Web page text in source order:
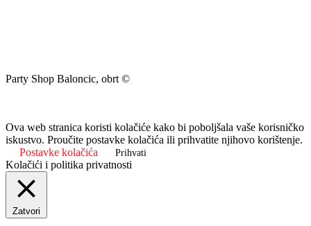
Party Shop Baloncic, obrt ©
Ova web stranica koristi kolačiće kako bi poboljšala vaše korisničko
iskustvo. Proučite postavke kolačića ili prihvatite njihovo korištenje.
Postavke kolačića
Prihvati
Kolačići i politika privatnosti
Zatvori